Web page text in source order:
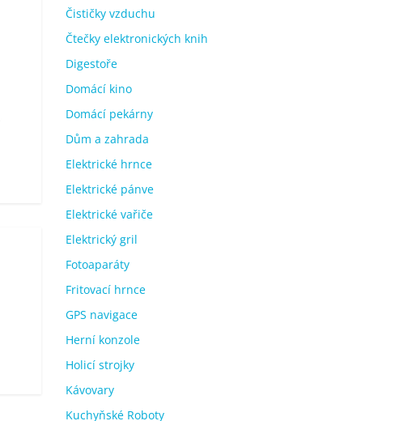
Čističky vzduchu
Čtečky elektronických knih
Digestoře
Domácí kino
Domácí pekárny
Dům a zahrada
Elektrické hrnce
Elektrické pánve
Elektrické vařiče
Elektrický gril
Fotoaparáty
Fritovací hrnce
GPS navigace
Herní konzole
Holicí strojky
Kávovary
Kuchyňské Roboty